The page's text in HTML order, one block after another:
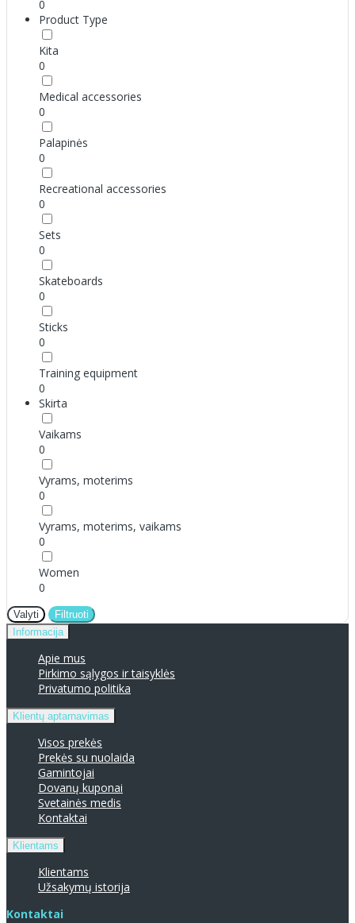
0
Product Type
Kita
0
Medical accessories
0
Palapinės
0
Recreational accessories
0
Sets
0
Skateboards
0
Sticks
0
Training equipment
0
Skirta
Vaikams
0
Vyrams, moterims
0
Vyrams, moterims, vaikams
0
Women
0
Valyti
Filtruoti
Informacija
Apie mus
Pirkimo sąlygos ir taisyklės
Privatumo politika
Klientų aptarnavimas
Visos prekės
Prekės su nuolaida
Gamintojai
Dovanų kuponai
Svetainės medis
Kontaktai
Klientams
Klientams
Užsakymų istorija
Kontaktai